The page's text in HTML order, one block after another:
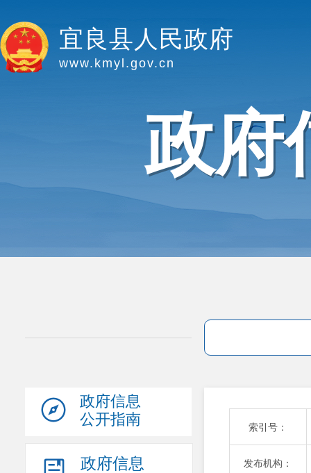
宜良县人民政府
www.kmyl.gov.cn
政府
政府信息
公开指南
政府信息
索引号：
发布机构：